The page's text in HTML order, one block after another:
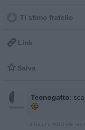
Ti stimo fratello
 Link
 Salva
Tecnogatto:
8 Giugno 2016 alle ore